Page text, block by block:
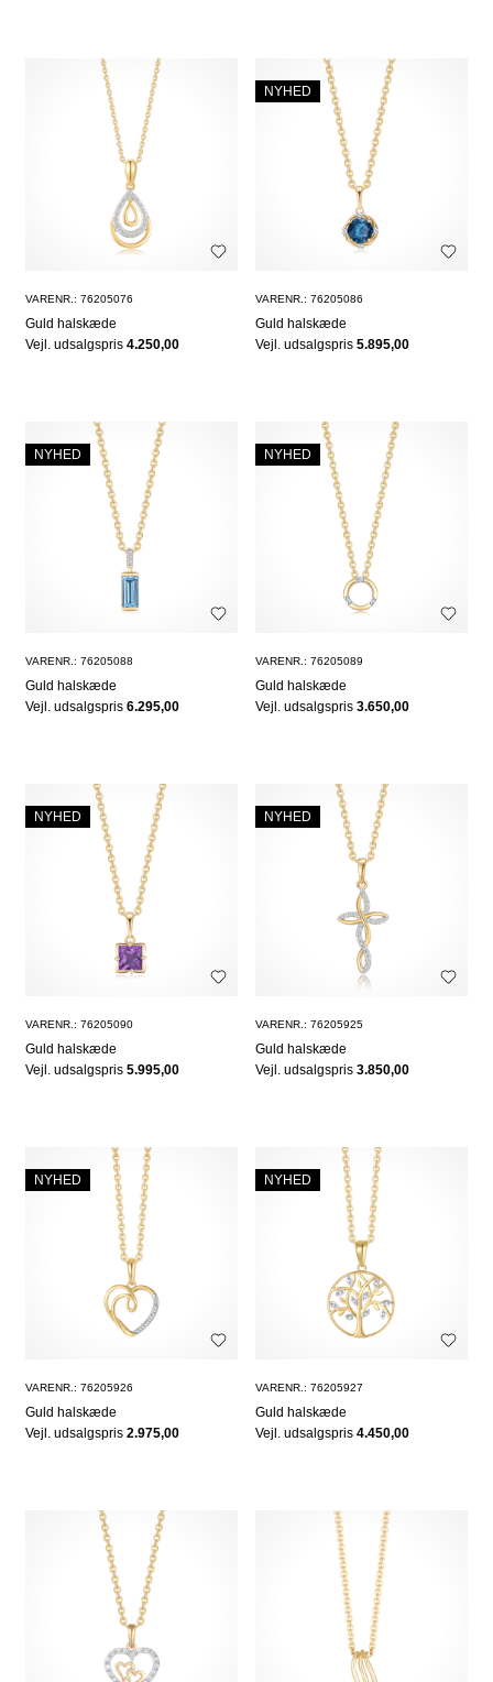
VARENR.: 76205076
Guld halskæde
Vejl. udsalgspris 4.250,00
NYHED
VARENR.: 76205086
Guld halskæde
Vejl. udsalgspris5.895,00
NYHED
VARENR.: 76205088
Guld halskæde
Vejl. udsalgspris 6.295,00
NYHED
VARENR.: 76205089
Guld halskæde
Vejl. udsalgspris3.650,00
NYHED
VARENR.: 76205090
Guld halskæde
Vejl. udsalgspris 5.995,00
NYHED
VARENR.: 76205925
Guld halskæde
Vejl. udsalgspris3.850,00
NYHED
VARENR.: 76205926
Guld halskæde
Vejl. udsalgspris 2.975,00
NYHED
VARENR.: 76205927
Guld halskæde
Vejl. udsalgspris4.450,00